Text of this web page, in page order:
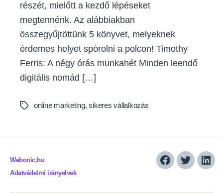
részét, mielőtt a kezdő lépéseket
megtennénk. Az alábbiakban
összegyűjtöttünk 5 könyvet, melyeknek
érdemes helyet spórolni a polcon! Timothy
Ferris: A négy órás munkahét Minden leendő
digitális nomád […]
Tagsonline marketing,sikeres vállalkozás
Webonic.hu
Adatvédelmi irányelvek
Facebook
Twitter